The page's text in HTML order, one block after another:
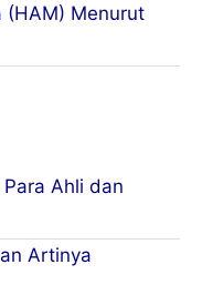
(HAM) Menurut
Ahli dan
Artinya